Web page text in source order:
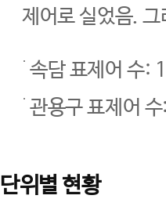
제어로 실었음.
속담 표제어 수:
관용구 표제어
단위별 현황